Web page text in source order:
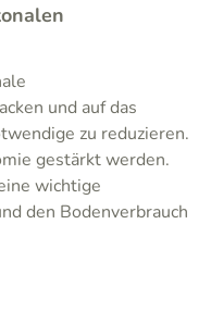
und auf das
zu reduzieren.
gestärkt werden.
wichtige
den Bodenverbrauch